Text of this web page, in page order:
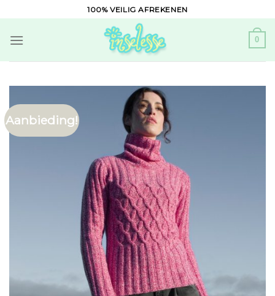
to
content
100% VEILIG AFREKENEN
0
Aanbieding!